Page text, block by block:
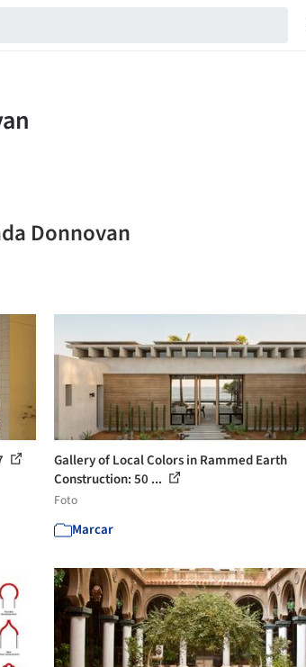
Donnovan
Gallery of Local Colors in Rammed Earth
Construction: 50 ...
Foto
Marcar